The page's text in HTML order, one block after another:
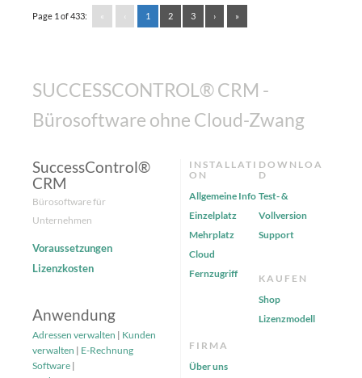
Page 1 of 433: « ‹ 1 2 3 › »
SUCCESSCONTROL® CRM -
Bürosoftware ohne Cloud-Zwang
SuccessControl®
CRM
Bürosoftware für
Unternehmen
Voraussetzungen
Lizenzkosten
Anwendung
Adressen verwalten | Kunden
verwalten | E-Rechnung
Software |
INSTALLATI
ON
Allgemeine Info
Einzelplatz
Mehrplatz
Cloud
Fernzugriff
DOWNLOA
D
Test- &
Vollversion
Support
KAUFEN
Shop
Lizenzmodell
FIRMA
Über uns